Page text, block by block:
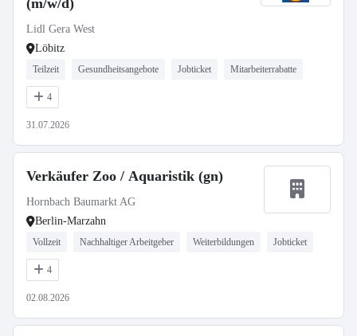
(m/w/d)
Lidl Gera West
Löbitz
Teilzeit Gesundheitsangebote Jobticket Mitarbeiterrabatte
4
31.07.2026
Verkäufer Zoo / Aquaristik (gn)
Hornbach Baumarkt AG
Berlin-Marzahn
Vollzeit Nachhaltiger Arbeitgeber Weiterbildungen Jobticket
4
02.08.2026